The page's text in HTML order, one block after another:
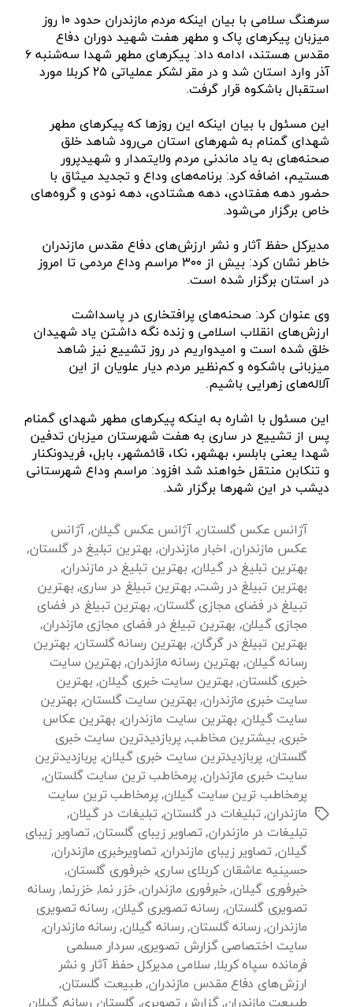
سرهنگ سلامی با بیان اینکه مردم مازندران حدود ۱۰ روز
میزبان پیکر‌های پاک و مطهر هفت شهید دوران دفاع
مقدس هستند، ادامه داد: پیکر‌های مطهر شهدا سه‌شنبه ۶
آذر وارد استان شد و در مقر لشکر عملیاتی ۲۵ کربلا مورد
استقبال باشکوه قرار گرفت.
این مسئول با بیان اینکه این روز‌ها که پیکر‌های مطهر
شهدای گمنام به شهر‌های استان می‌رود شاهد خلق
صحنه‌های به یاد ماندنی مردم ولایتمدار و شهیدپرور
هستیم، اضافه کرد: برنامه‌های وداع و تجدید میثاق با
حضور دهه هفتادی، دهه هشتادی، دهه نودی و گروه‌های
خاص برگزار می‌شود.
مدیرکل حفظ آثار و نشر ارزش‌های دفاع مقدس مازندران
خاطر نشان کرد: بیش از ۳۰۰ مراسم وداع مردمی تا امروز
در استان برگزار شده است.
وی عنوان کرد: صحنه‌های پرافتخاری در پاسداشت
ارزش‌های انقلاب اسلامی و زنده نگه داشتن یاد شهیدان
خلق شده است و امیدواریم در روز تشییع نیز شاهد
میزبانی باشکوه و کم‌نظیر مردم دیار علویان از این
آلاله‌های زهرایی باشیم.
این مسئول با اشاره به اینکه پیکر‌های مطهر شهدای گمنام
پس از تشییع در ساری به هفت شهرستان میزبان تدفین
شهدا یعنی بابلسر، بهشهر، نکا، قائمشهر، بابل، فریدونکنار
و تنکابن منتقل خواهند شد افزود: مراسم وداع شهرستانی
دیشب در این شهر‌ها برگزار شد.
برچسب‌ها
آژانس عکس گلستان,آژانس عکس گیلان,آژانس
عکس مازندران, اخبار مازندران, بهترین تبلیغ در گلستان,
بهترین تبلیغ در گیلان, بهترین تبلیغ در مازندران,
بهترین تبیلغ در رشت, بهترین تبیلغ در ساری, بهترین
تبیلغ در فضای مجازی گلستان, بهترین تبیلغ در فضای
مجازی گیلان, بهترین تبیلغ در فضای مجازی مازندران,
بهترین تبیلغ در گرگان, بهترین رسانه گلستان, بهترین
رسانه گیلان, بهترین رسانه مازندران, بهترین سایت
خبری گلستان, بهترین سایت خبری گیلان, بهترین
سایت خبری مازندران, بهترین سایت گلستان, بهترین
سایت گیلان, بهترین سایت مازندران, بهترین عکاس
خبری, بیشترین مخاطب, پربازدیدترین سایت خبری
گلستان, پربازدیدترین سایت خبری گیلان, پربازدیدترین
سایت خبری مازندران, پرمخاطب ترین سایت گلستان,
پرمخاطب ترین سایت گیلان, پرمخاطب ترین سایت
مازندران, تبلیغات در گلستان, تبلیغات در گیلان,
تبلیغات در مازندران, تصاویر زیبای گلستان, تصاویر زیبای
گیلان, تصاویر زیبای مازندران, تصاویرخبری مازندران,
حسینیه عاشقان کربلای ساری, خبرفوری گلستان,
خبرفوری گیلان,خبرفوری مازندران,خزر نما, خزرنما, رسانه
تصویری گلستان, رسانه تصویری گیلان, رسانه تصویری
مازندران, رسانه گلستان, رسانه گیلان, رسانه مازندران,
سایت اختصاصی گزارش تصویری, سردار مسلمی
فرمانده سپاه کربلا, سلامی مدیرکل حفظ آثار و نشر
ارزش‌های دفاع مقدس مازندران, طبیعت گلستان,
طبیعت مازندران,گزارش تصویری, گلستان رسانه,گیلان